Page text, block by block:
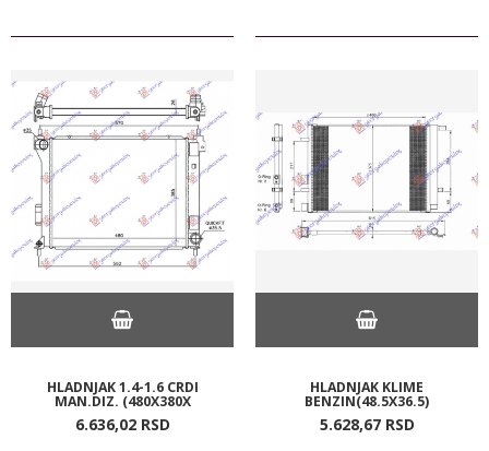
HLADNJAK 1.4-1.6 CRDI
MAN.DIZ. (480X380X
6.636,02 RSD
HLADNJAK KLIME
BENZIN(48.5X36.5)
5.628,67 RSD